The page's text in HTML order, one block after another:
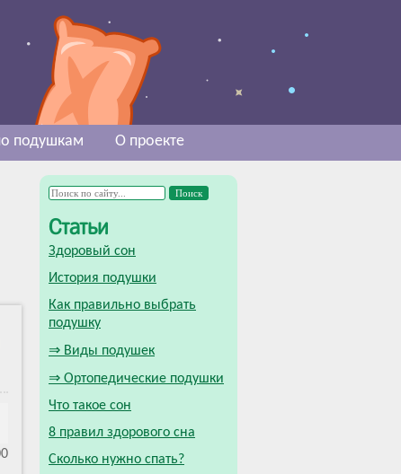
подушкам О проекте
Статьи
Здоровый сон
История подушки
Как правильно выбрать
подушку
⇒ Виды подушек
⇒ Ортопедические подушки
Что такое сон
8 правил здорового сна
Сколько нужно спать?